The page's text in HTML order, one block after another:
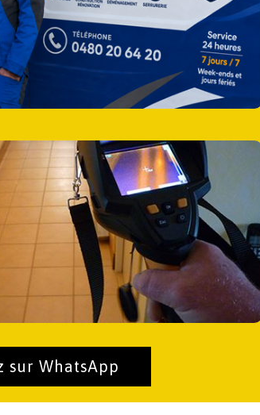
sur WhatsApp